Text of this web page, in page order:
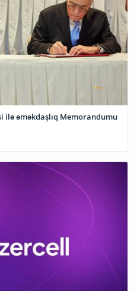
əməkdaşlıq Memorandumu